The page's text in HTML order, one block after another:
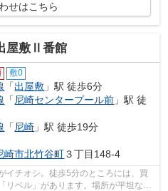
せはこちら
屋敷Ⅱ番館
敷0
「出屋敷 」駅 徒歩6分
「 尼崎センタープール前 」駅 徒
「 尼崎 」駅 徒歩19分
崎市北竹谷町３丁目148-4
イチオシ。徒歩5分のところには、買
ベル」があります。場所が平坦なの